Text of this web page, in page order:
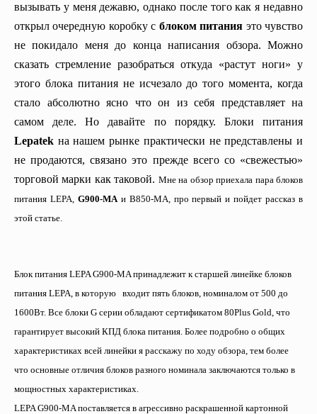
вызывать у меня дежавю, однако после того как я недавно
открыл очередную коробку с блоком питания это чувство
не покидало меня до конца написания обзора. Можно
сказать стремление разобраться откуда «растут ноги» у
этого блока питания не исчезало до того момента, когда
стало абсолютно ясно что он из себя представляет на
самом деле. Но давайте по порядку. Блоки питания
Lepatek на нашем рынке практически не представлены и
не продаются, связано это прежде всего со «свежестью»
торговой марки как таковой. Мне на обзор приехала пара блоков
питания LEPA, G900-MAи B850-MA, про первый и пойдет рассказ в
этой статье.
Блок питания LEPA G900-MA принадлежит к старшей линейке блоков
питания LEPA, в которую входит пять блоков, номиналом от 500 до
1600Вт. Все блоки G серии обладают сертификатом 80Plus Gold, что
гарантирует высокий КПД блока питания. Более подробно о общих
характеристиках всей линейки я расскажу по ходу обзора, тем более
что основные отличия блоков разного номинала заключаются только в
мощностных характеристиках.
LEPA G900-MA поставляется в агрессивно раскрашенной картонной